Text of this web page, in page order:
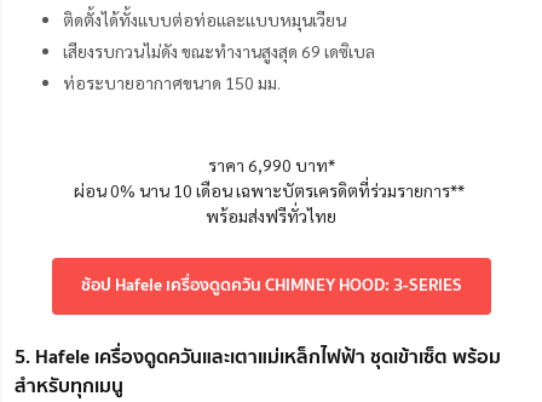
ติดตั้งได้ทั้งแบบต่อท่อและแบบหมุนเวียน
เสียงรบกวนไม่ดัง ขณะทำงานสูงสุด 69 เดซิเบล
ท่อระบายอากาศขนาด 150 มม.
ราคา 6,990 บาท*
ผ่อน 0% นาน 10 เดือน เฉพาะบัตรเครดิตที่ร่วมรายการ**
พร้อมส่งฟรีทั่วไทย
ช้อป Hafele เครื่องดูดควัน CHIMNEY HOOD: 3-SERIES
5. Hafele เครื่องดูดควันและเตาแม่เหล็กไฟฟ้า ชุดเข้าเซ็ต พร้อม
สำหรับทุกเมนู